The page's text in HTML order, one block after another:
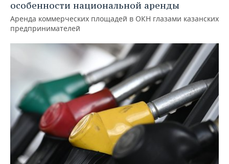
особенности национальной аренды
Аренда коммерческих площадей в ОКН глазами казанских
предпринимателей